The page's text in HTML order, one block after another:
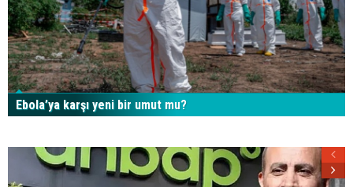
Ebola’ya karşı yeni bir umut mu?